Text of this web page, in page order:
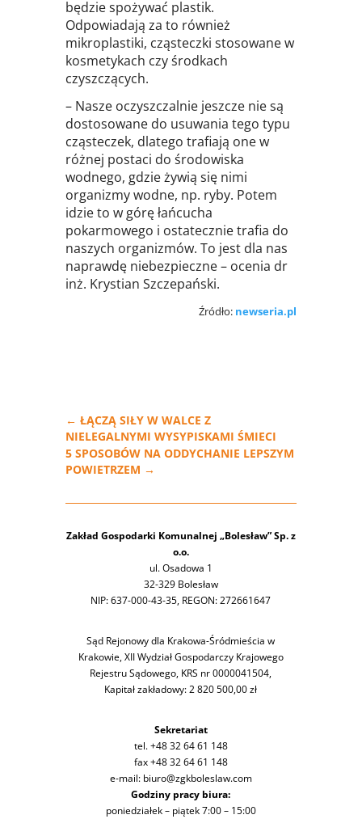
będzie spożywać plastik.
Odpowiadają za to również
mikroplastiki, cząsteczki stosowane w
kosmetykach czy środkach
czyszczących.
– Nasze oczyszczalnie jeszcze nie są
dostosowane do usuwania tego typu
cząsteczek, dlatego trafiają one w
różnej postaci do środowiska
wodnego, gdzie żywią się nimi
organizmy wodne, np. ryby. Potem
idzie to w górę łańcucha
pokarmowego i ostatecznie trafia do
naszych organizmów. To jest dla nas
naprawdę niebezpieczne – ocenia dr
inż. Krystian Szczepański.
Źródło: newseria.pl
← ŁĄCZĄ SIŁY W WALCE Z
NIELEGALNYMI WYSYPISKAMI ŚMIECI
5 SPOSOBÓW NA ODDYCHANIE LEPSZYM
POWIETRZEM →
Zakład Gospodarki Komunalnej „Bolesław” Sp. z
o.o.
ul. Osadowa 1
32-329 Bolesław
NIP: 637-000-43-35, REGON: 272661647
Sąd Rejonowy dla Krakowa-Śródmieścia w
Krakowie, XII Wydział Gospodarczy Krajowego
Rejestru Sądowego, KRS nr 0000041504,
Kapitał zakładowy: 2 820 500,00 zł
Sekretariat
tel. +48 32 64 61 148
fax +48 32 64 61 148
e-mail: biuro@zgkboleslaw.com
Godziny pracy biura:
poniedziałek – piątek 7:00 – 15:00